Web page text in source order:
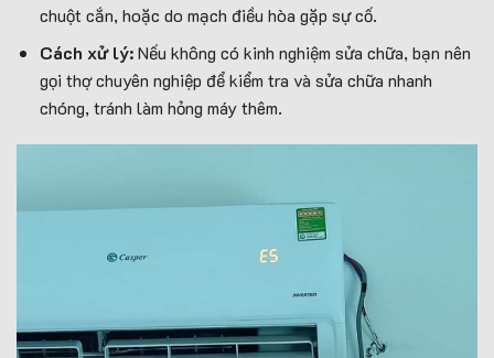
chuột cắn, hoặc do mạch điều hòa gặp sự cố.
Cách xử lý:Nếu không có kinh nghiệm sửa chữa, bạn nên
gọi thợ chuyên nghiệp để kiểm tra và sửa chữa nhanh
chóng, tránh làm hỏng máy thêm.